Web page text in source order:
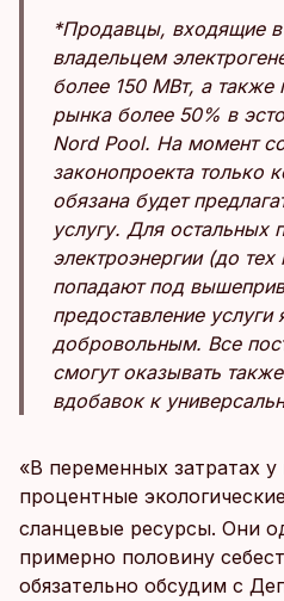
*Продавцы, входящие
владельцем
более 150 МВт, а также
рынка более 50% в
Nord Pool. На момент
законопроекта только
обязана будет
услугу. Для остальных
электроэнергии (до
попадают под
предоставление услуги
добровольным. Все
смогут оказывать
вдобавок к
«В переменных затратах у
процентные
сланцевые ресурсы. Они
примерно половину
обязательно обсудим с